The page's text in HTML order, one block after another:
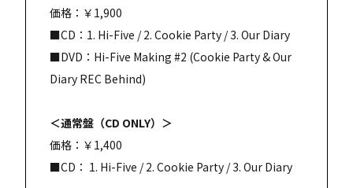
価格：￥1,900
■CD：1. Hi-Five / 2. Cookie Party / 3. Our Diary
■DVD：Hi-Five Making #2 (Cookie Party & Our
Diary REC Behind)
＜通常盤（CD ONLY）＞
価格：￥1,400
■CD： 1. Hi-Five / 2. Cookie Party / 3. Our Diary